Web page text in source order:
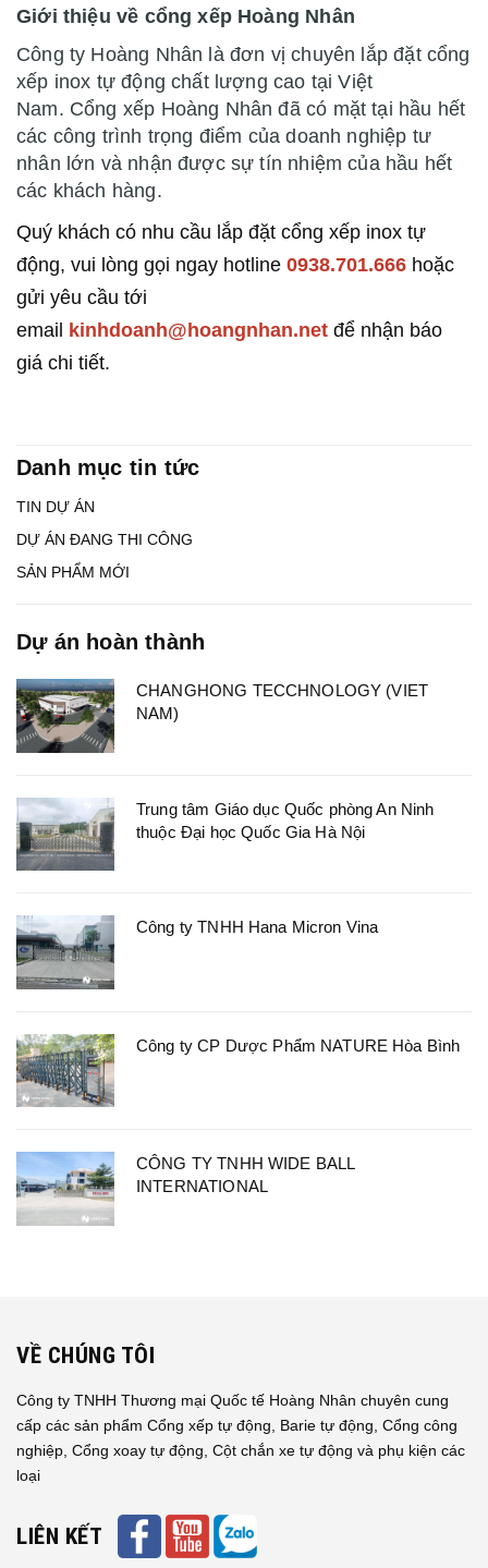
Giới thiệu về cổng xếp Hoàng Nhân
Công ty Hoàng Nhân là đơn vị chuyên lắp đặt cổng
xếp inox tự động chất lượng cao tại Việt
Nam. Cổng xếp Hoàng Nhân đã có mặt tại hầu hết
các công trình trọng điểm của doanh nghiệp tư
nhân lớn và nhận được sự tín nhiệm của hầu hết
các khách hàng.
Quý khách có nhu cầu lắp đặt cổng xếp inox tự
động, vui lòng gọi ngay hotline 0938.701.666 hoặc
gửi yêu cầu tới
email
kinhdoanh@hoangnhan.net để nhận báo
giá chi tiết.
Danh mục tin tức
TIN DỰ ÁN
DỰ ÁN ĐANG THI CÔNG
SẢN PHẨM MỚI
Dự án hoàn thành
CHANGHONG TECCHNOLOGY (VIET
NAM)
Trung tâm Giáo dục Quốc phòng An Ninh
thuộc Đại học Quốc Gia Hà Nội
Công ty TNHH Hana Micron Vina
Công ty CP Dược Phẩm NATURE Hòa Bình
CÔNG TY TNHH WIDE BALL
INTERNATIONAL
VỀ CHÚNG TÔI
Công ty TNHH Thương mại Quốc tế Hoàng Nhân chuyên cung
cấp các sản phẩm Cổng xếp tự động, Barie tự động, Cổng công
nghiệp, Cổng xoay tự động, Cột chắn xe tự động và phụ kiện các
loại
LIÊN KẾT